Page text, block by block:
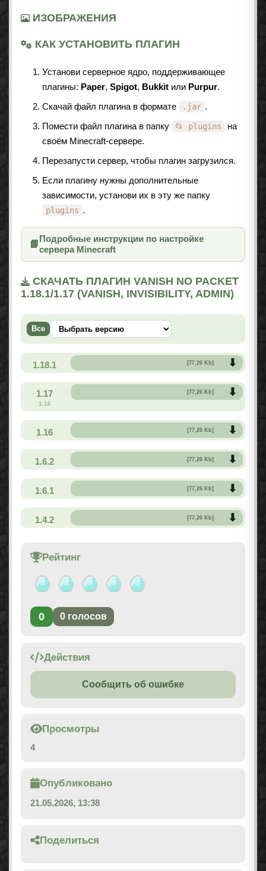
ИЗОБРАЖЕНИЯ
КАК УСТАНОВИТЬ ПЛАГИН
Установи серверное ядро, поддерживающее
плагины: Paper, Spigot, Bukkit или Purpur.
Скачай файл плагина в формате
.jar .
Помести файл плагина в папку
📂 plugins
на
своём Minecraft-сервере.
Перезапусти сервер, чтобы плагин загрузился.
Если плагину нужны дополнительные
зависимости, установи их в эту же папку
plugins .
📘
Подробные инструкции по настройке
сервера Minecraft
СКАЧАТЬ ПЛАГИН VANISH NO PACKET
1.18.1/1.17 (VANISH, INVISIBILITY, ADMIN)
Все
1.18.1 [77,26 Kb]
1.17
1.16
[77,26 Kb]
1.16 [77,26 Kb]
1.6.2 [77,26 Kb]
1.6.1 [77,26 Kb]
1.4.2 [77,26 Kb]
Рейтинг
0 0 голосов
Действия
Сообщить об ошибке
Просмотры
4
Опубликовано
21.05.2026, 13:38
Поделиться